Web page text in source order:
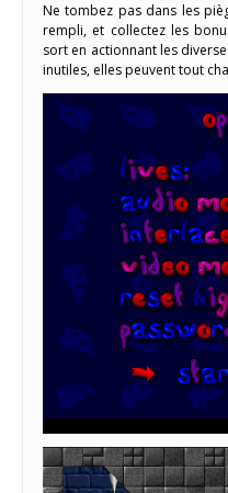
Ne tombez pas dans les
rempli, et collectez les
sort en actionnant les
inutiles, elles peuvent tout